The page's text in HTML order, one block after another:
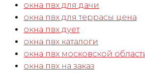
окна пвх для дачи
окна пвх для террасы цена
окна пвх дует
окна пвх каталоги
окна пвх московской
окна пвх на заказ